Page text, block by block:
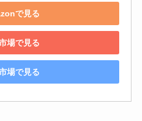
で見る
場で見る
場で見る